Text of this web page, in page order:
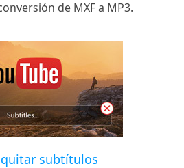
de MXF a MP3.
subtítulos